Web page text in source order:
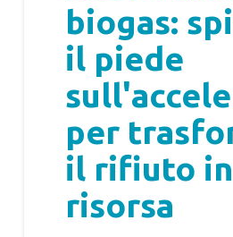
biogas:
il piede
per
il rifiuto in
risorsa